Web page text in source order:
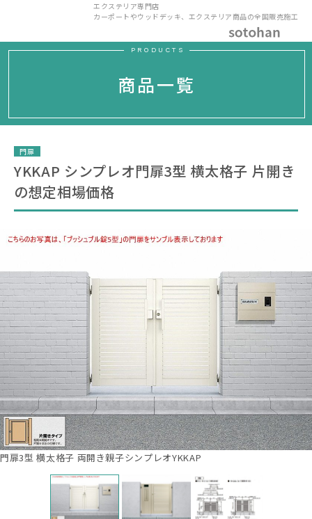
エクステリア専門店
カーポートやウッドデッキ、エクステリア商品の全国販売施工
PRODUCTS
商品一覧
門扉
YKKAP シンプレオ門扉3型 横太格子 片開き
の想定相場価格
門扉3型 横太格子 両開き親子シンプレオYKKAP